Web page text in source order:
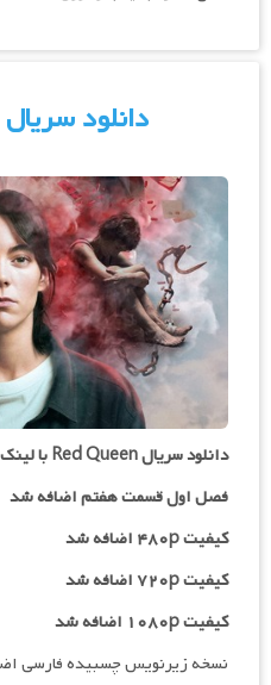
دانلود سریال Red Queen
دانلود سریال Red Queen با لینک مستقیم
فصل اول قسمت هفتم اضافه شد
کیفیت ۴۸۰p اضافه شد
کیفیت ۷۲۰p
اضافه شد
کیفیت ۱۰۸۰p اضافه شد
نسخه زیرنویس چسبیده فارسی